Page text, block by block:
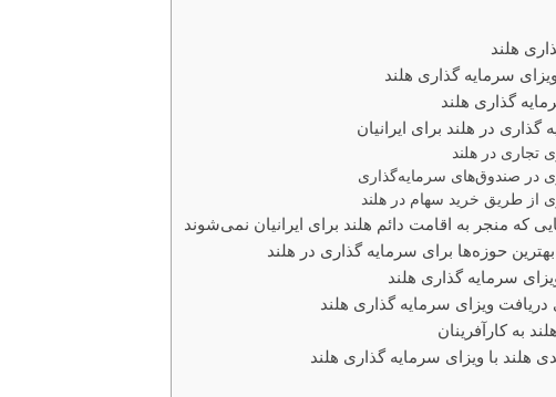
هلند
سرمایه گذاری هلند
گذاری هلند
در هلند برای ایرانیان
که منجر به اقامت دائم هلند برای ایرانیان نمی‌شوند
حوزه‌ها برای سرمایه گذاری در هلند
سرمایه گذاری هلند
دریافت ویزای سرمایه ‌گذاری هلند
به کارآفرینان
هلند با ویزای سرمایه گذاری هلند